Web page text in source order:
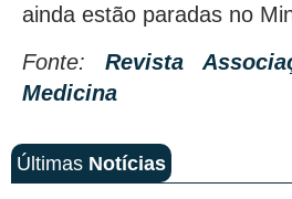
ainda estão paradas no
Fonte: Revista
Medicina
Últimas Notícias